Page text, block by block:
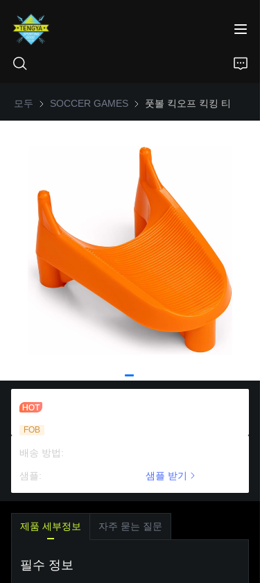
모두 SOCCER GAMES SOCCER GAMES
풋볼 킥오프 킥킹 티
FOB
배송 방법 :
샘플: 샘플 받기
제품 세부정보 자주 묻는 질문
필수 정보
HOME
회사 소개
뉴스
CONTACT